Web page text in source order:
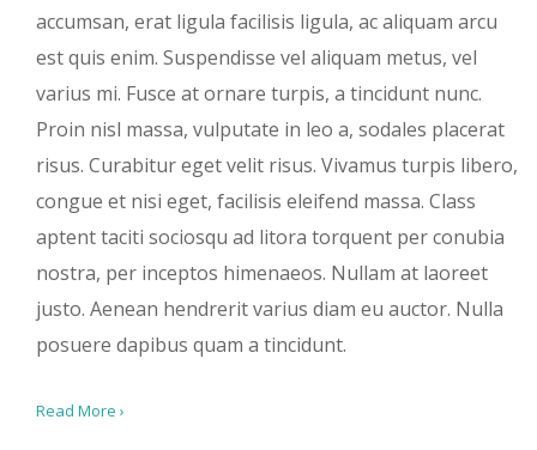
accumsan, erat ligula facilisis ligula, ac aliquam arcu
est quis enim. Suspendisse vel aliquam metus, vel
varius mi. Fusce at ornare turpis, a tincidunt nunc.
Proin nisl massa, vulputate in leo a, sodales placerat
risus. Curabitur eget velit risus. Vivamus turpis libero,
congue et nisi eget, facilisis eleifend massa. Class
aptent taciti sociosqu ad litora torquent per conubia
nostra, per inceptos himenaeos. Nullam at laoreet
justo. Aenean hendrerit varius diam eu auctor. Nulla
posuere dapibus quam a tincidunt.
Read More ›